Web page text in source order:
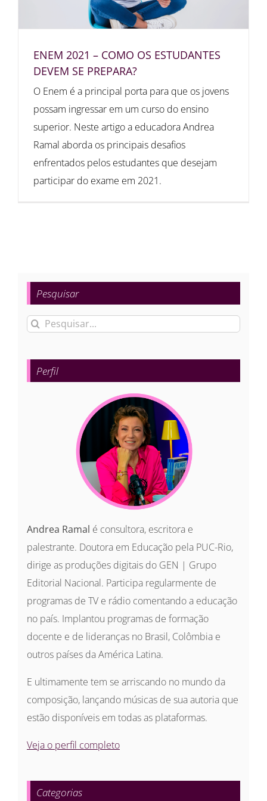
ENEM 2021 – COMO OS ESTUDANTES
DEVEM SE PREPARA?
O Enem é a principal porta para que os jovens
possam ingressar em um curso do ensino
superior. Neste artigo a educadora Andrea
Ramal aborda os principais desafios
enfrentados pelos estudantes que desejam
participar do exame em 2021.
Pesquisar
Buscar
para:
Perfil
Andrea Ramal é consultora, escritora e
palestrante. Doutora em Educação pela PUC-Rio,
dirige as produções digitais do GEN | Grupo
Editorial Nacional. Participa regularmente de
programas de TV e rádio comentando a educação
no país. Implantou programas de formação
docente e de lideranças no Brasil, Colômbia e
outros países da América Latina.
E ultimamente tem se arriscando no mundo da
composição, lançando músicas de sua autoria que
estão disponíveis em todas as plataformas.
Veja o perfil completo
Categorias